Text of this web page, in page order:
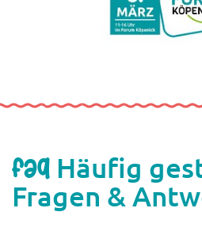
FAQ Häufig
Fragen &